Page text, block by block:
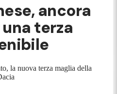
ancora
terza
la nuova terza maglia della